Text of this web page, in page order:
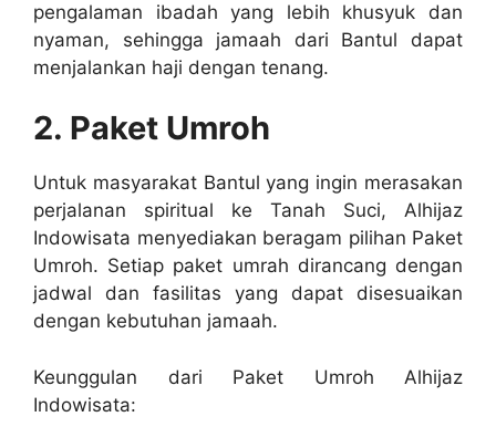
pengalaman ibadah yang lebih khusyuk dan
nyaman, sehingga jamaah dari Bantul dapat
menjalankan haji dengan tenang.
2. Paket Umroh
Untuk masyarakat Bantul yang ingin merasakan
perjalanan spiritual ke Tanah Suci, Alhijaz
Indowisata menyediakan beragam pilihan Paket
Umroh. Setiap paket umrah dirancang dengan
jadwal dan fasilitas yang dapat disesuaikan
dengan kebutuhan jamaah.
Keunggulan dari Paket Umroh Alhijaz
Indowisata: